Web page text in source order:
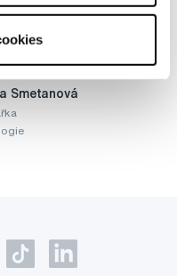
Smetanová